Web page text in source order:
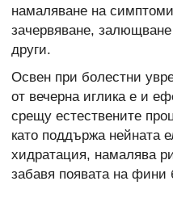
намаляване на
зачервяване,
други.
Освен при болестни
от вечерна иглика е и
срещу естествените
като поддържа нейната
хидратация, намалява
забавя появата на фини